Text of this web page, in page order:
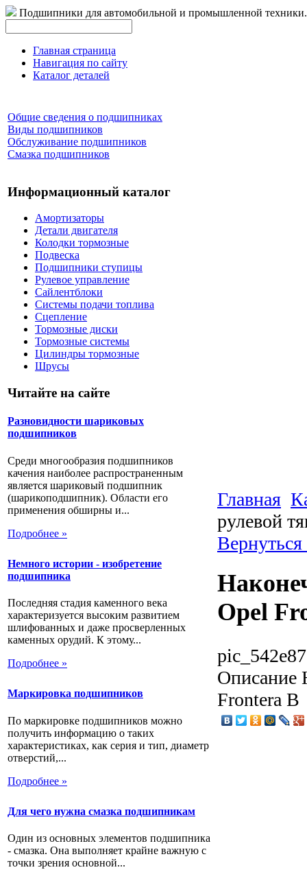
Подшипники для автомобильной и промышленной техники.
Главная страница
Навигация по сайту
Каталог деталей
Общие сведения о подшипниках
Виды подшипников
Обслуживание подшипников
Смазка подшипников
Информационный каталог
Амортизаторы
Детали двигателя
Колодки тормозные
Подвеска
Подшипники ступицы
Рулевое управление
Сайлентблоки
Системы подачи топлива
Сцепление
Тормозные диски
Тормозные системы
Цилиндры тормозные
Шрусы
Читайте на сайте
Разновидности шариковых
подшипников
Среди многообразия подшипников
качения наиболее распространенным
является шариковый подшипник
(шарикоподшипник). Области его
применения обширны и...
Подробнее »
Немного истории - изобретение
подшипника
Последняя стадия каменного века
характеризуется высоким развитием
шлифованных и даже просверленных
каменных орудий. К этому...
Подробнее »
Маркировка подшипников
По маркировке подшипников можно
получить информацию о таких
характеристиках, как серия и тип, диаметр
отверстий,...
Подробнее »
Для чего нужна смазка подшипникам
Один из основных элементов подшипника
- смазка. Она выполняет крайне важную с
точки зрения основной...
Главная
рулевой
Opel
Описание
Frontera B